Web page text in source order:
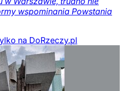
wspominania Powstania
na DoRzeczy.pl